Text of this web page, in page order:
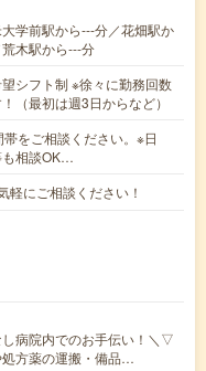
学前駅から---分／花畑駅か
木駅から---分
シフト制 ※徐々に勤務回数
（最初は週3日からなど）
をご相談ください。※日
も相談OK…
にご相談ください！
病院内でのお手伝い！＼▽
方薬の運搬・備品…